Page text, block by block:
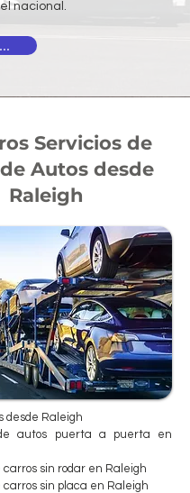
nacional.
Servicios de
Autos desde
Raleigh
desde Raleigh
autos puerta a puerta en
carros sin rodar en Raleigh
carros sin placa en Raleigh